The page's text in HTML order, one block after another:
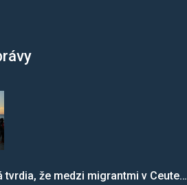
tvrdia, že medzi migrantmi v Ceute…